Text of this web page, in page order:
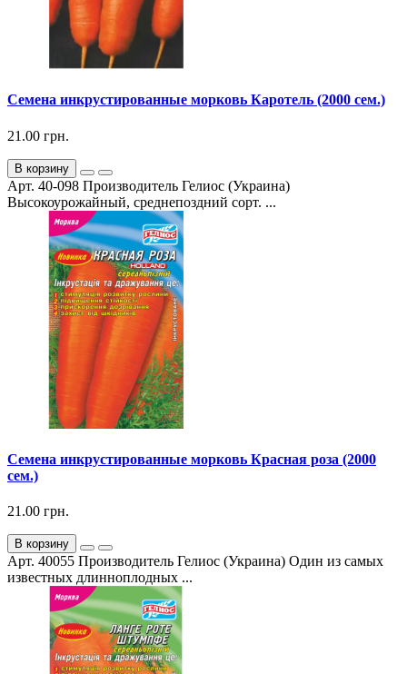
Семена инкрустированные морковь Каротель (2000 сем.)
21.00 грн.
В корзину
Арт. 40-098 Производитель Гелиос (Украина)
Высокоурожайный, среднепоздний сорт. ...
Семена инкрустированные морковь Красная роза (2000
сем.)
21.00 грн.
В корзину
Арт. 40055 Производитель Гелиос (Украина) Один из самых
известных длинноплодных ...